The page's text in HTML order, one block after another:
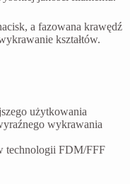
a fazowana krawędź
kształtów.
użytkowania
wykrawania
technologii FDM/FFF